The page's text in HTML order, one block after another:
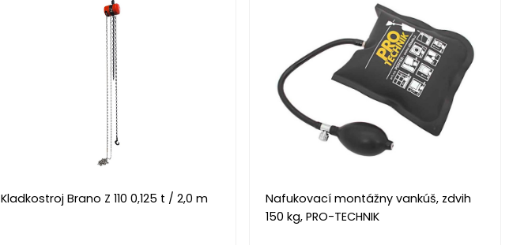
Kladkostroj Brano Z 110 0,125 t / 2,0 m
Nafukovací montážny vankúš, zdvih
150 kg, PRO-TECHNIK